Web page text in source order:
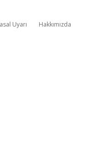
Uyarı Hakkımızda